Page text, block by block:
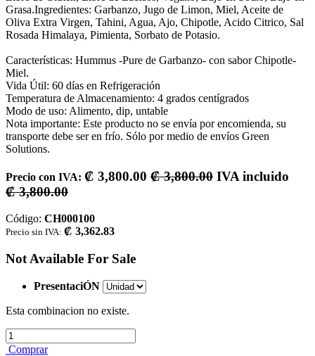
Grasa.Ingredientes: Garbanzo, Jugo de Limon, Miel, Aceite de
Oliva Extra Virgen, Tahini, Agua, Ajo, Chipotle, Acido Citrico, Sal
Rosada Himalaya, Pimienta, Sorbato de Potasio.
Características: Hummus -Pure de Garbanzo- con sabor Chipotle-
Miel.
Vida Útil: 60 días en Refrigeración
Temperatura de Almacenamiento: 4 grados centígrados
Modo de uso: Alimento, dip, untable
Nota importante: Este producto no se envía por encomienda, su
transporte debe ser en frío. Sólo por medio de envíos Green
Solutions.
Precio con IVA: ₡ 3,800.00 ₡3,800.00 IVA incluido
₡3,800.00
Código: CH000100
Precio sin IVA: ₡ 3,362.83
Not Available For Sale
PresentaciÓN
Esta combinacion no existe.
Comprar